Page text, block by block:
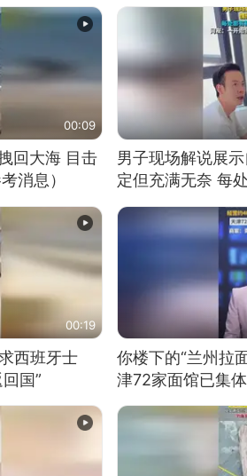
00:09
回大海 目击
消息）
男子现场解说展
定但充满无奈 每
00:19
西班牙士
国”
你楼下的“兰州拉
津72家面馆已集